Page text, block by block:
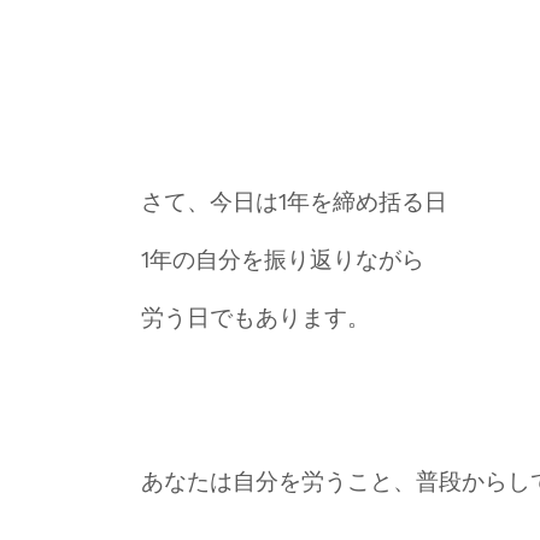
さて、今日は1年を締め括る日
1年の自分を振り返りながら
労う日でもあります。
あなたは自分を労うこと、普段からし